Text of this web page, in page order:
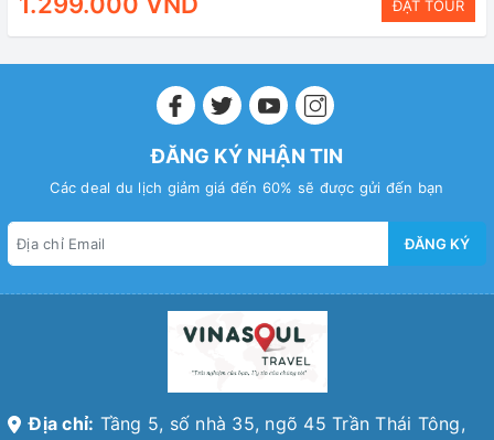
ĐẶT TOUR
ĐĂNG KÝ NHẬN TIN
Các deal du lịch giảm giá đến 60% sẽ được gửi đến bạn
ĐĂNG KÝ
Địa chỉ: Tầng 5, số nhà 35, ngõ 45 Trần Thái Tông,